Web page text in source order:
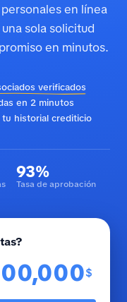
en línea
sola solicitud
en minutos.
verificados
en 2 minutos
tu historial crediticio
93%
Tasa de aprobación
$